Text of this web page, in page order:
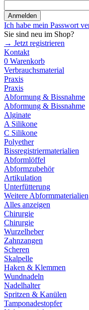
Anmelden
Ich habe mein Passwort
Sie sind neu im Shop?
→ Jetzt registrieren
Kontakt
0 Warenkorb
Verbrauchsmaterial
Praxis
Praxis
Abformung & Bissnahme
Abformung & Bissnahme
Alginate
A Silikone
C Silikone
Polyether
Bissregistriermaterialien
Abformlöffel
Abformzubehör
Artikulation
Unterfütterung
Weitere Abformmaterialien
Alles anzeigen
Chirurgie
Chirurgie
Wurzelheber
Zahnzangen
Scheren
Skalpelle
Haken & Klemmen
Wundnadeln
Nadelhalter
Spritzen & Kanülen
Tamponadestopfer